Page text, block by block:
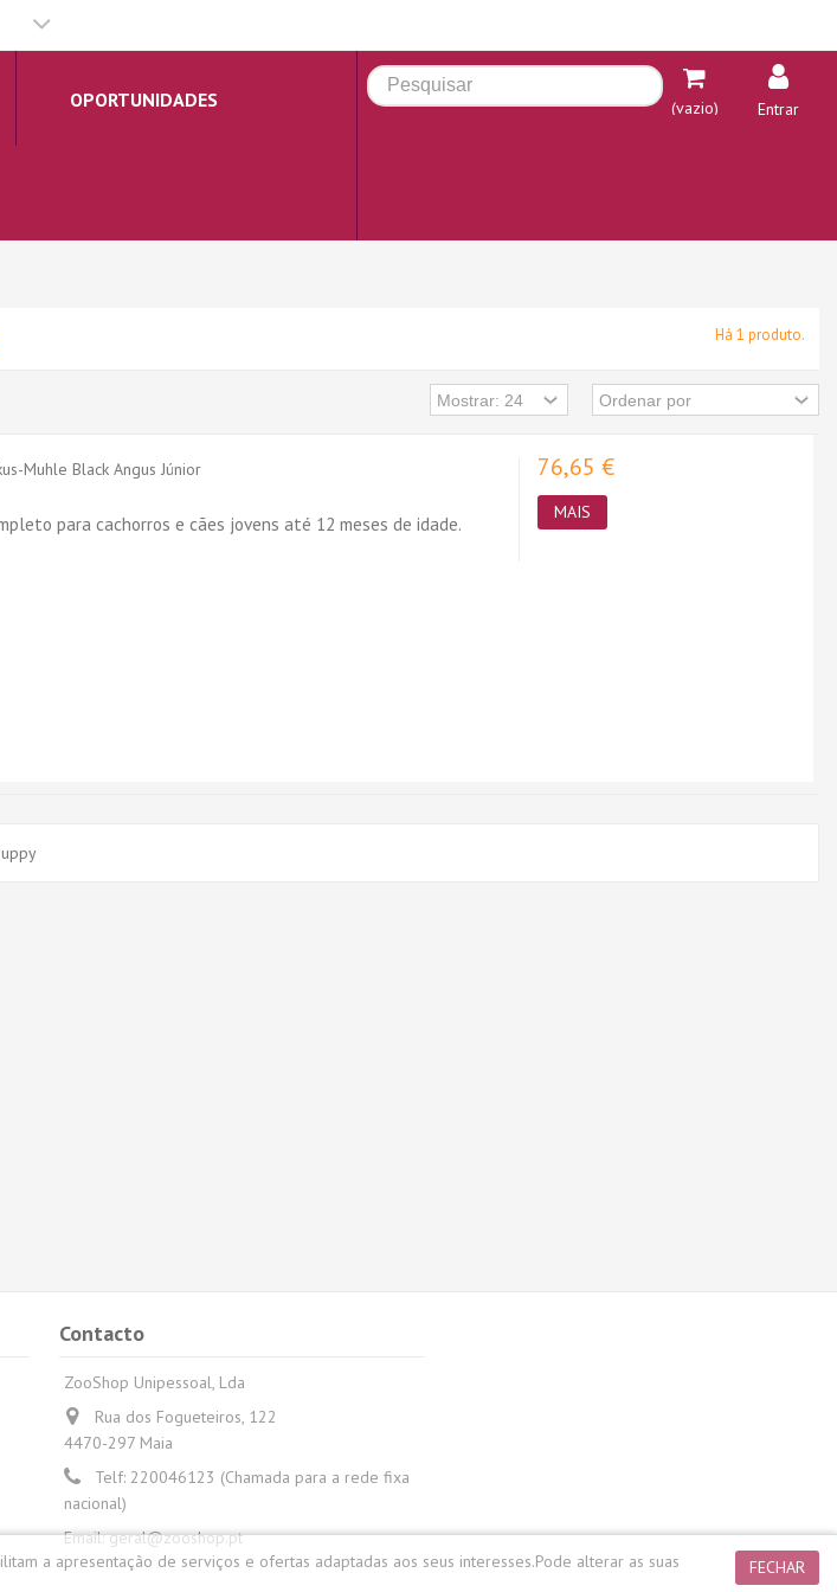
OPORTUNIDADES (vazio) Entrar
Há 1 produto.
Muhle Black Angus Júnior
para cachorros e cães jovens até 12 meses de idade.
76,65 €
MAIS
Contacto
ZooShop Unipessoal, Lda
Rua dos Fogueteiros, 122
4470-297 Maia
Telf: 220046123 (Chamada para a rede fixa
nacional)
Email:geral@zooshop.pt
FECHAR
a apresentação de serviços e ofertas adaptadas aos seus interesses.Pode alterar as suas